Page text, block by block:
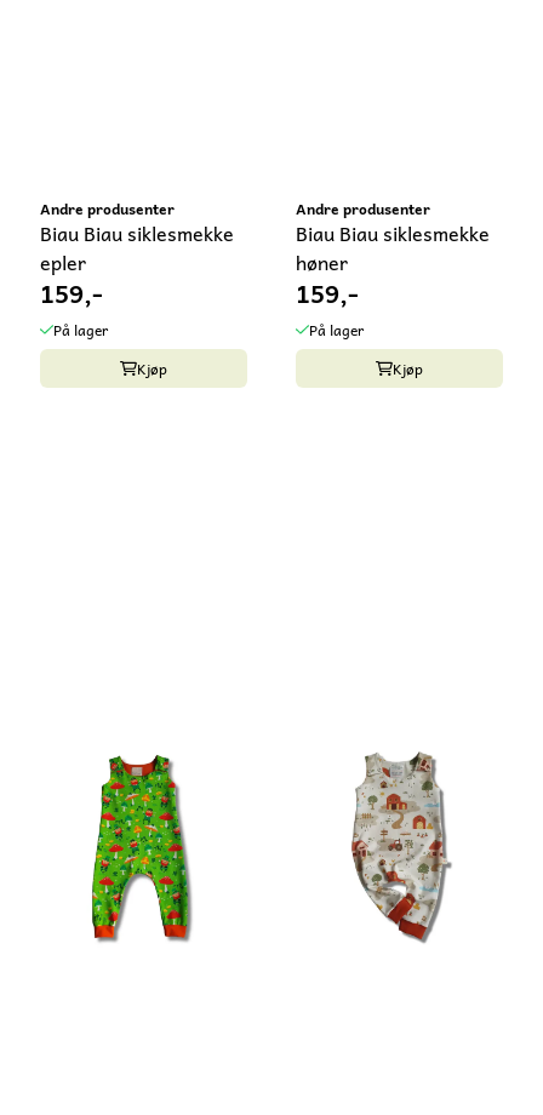
Andre produsenter
Biau Biau siklesmekke
epler
159,-
På lager
Kjøp
Andre produsenter
Biau Biau siklesmekke
høner
159,-
På lager
Kjøp